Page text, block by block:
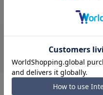
● 13.3インチノートPC/A4サイ
13.3インチ
が収納可能です。
● セットアップ機能
スーツケースなどのプルドラ
お支払い方法
クレジットカード